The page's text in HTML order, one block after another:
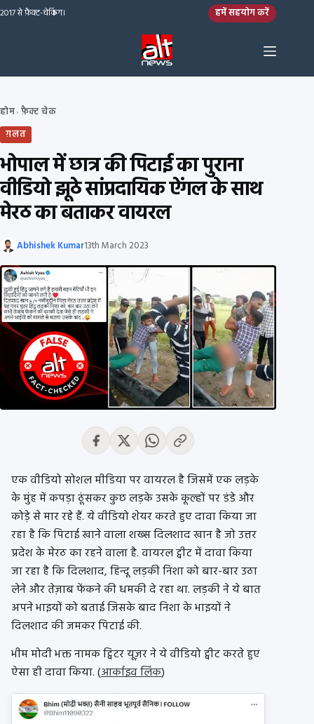
Skip to content
2017 से फ़ैक्ट-चेकिंग। हमें सहयोग करें
होम› फ़ैक्ट चेक
ग़लत
भोपाल में छात्र की पिटाई का पुराना
वीडियो झूठे सांप्रदायिक ऐंगल के साथ
मेरठ का बताकर वायरल
Abhishek Kumar13th March 2023
एक वीडियो सोशल मीडिया पर वायरल है जिसमें एक लड़के
के मुंह में कपड़ा ठूंसकर कुछ लड़के उसके कूल्हों पर डंडे और
कोड़े से मार रहे हैं. ये वीडियो शेयर करते हुए दावा किया जा
रहा है कि पिटाई खाने वाला शख्स दिलशाद खान है जो उत्तर
प्रदेश के मेरठ का रहने वाला है. वायरल ट्वीट में दावा किया
जा रहा है कि दिलशाद, हिन्दू लड़की निशा को बार-बार उठा
लेने और तेज़ाब फेंकने की धमकी दे रहा था. लड़की ने ये बात
अपने भाइयों को बताई जिसके बाद निशा के भाइयों ने
दिलशाद की जमकर पिटाई की.
भीम मोदी भक्त नामक ट्विटर यूज़र ने ये वीडियो ट्वीट करते हुए
ऐसा ही दावा किया. (आर्काइव लिंक)